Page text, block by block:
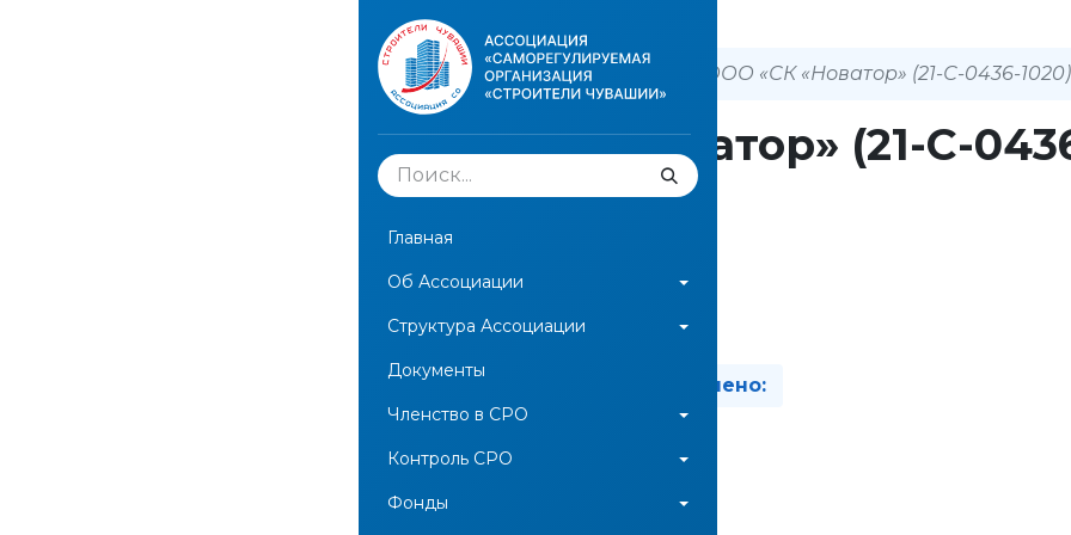
Главная
Об Ассоциации
Структура Ассоциации
Документы
Членство в СРО
Контроль СРО
Фонды
Сведения о членах СРО ООО «СК «Новатор» (21-С-0436-1020)
ООО «СК «Новатор» (21-С-
1020)
Опубликовано: Изменено:
Экспортировать файл